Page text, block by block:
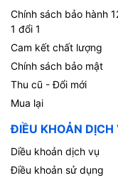
Chính sách bảo hành
1 đổi 1
Cam kết chất lượng
Chính sách bảo mật
Thu cũ - Đổi mới
Mua lại
ĐIỀU KHOẢN DỊCH
Diều khoản dịch vụ
Điều khoản sử dụng